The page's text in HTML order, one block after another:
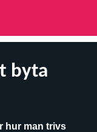
byta
hur man trivs